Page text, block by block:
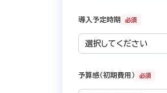
必須
導入予定時期
必須
予算感（初期費用）